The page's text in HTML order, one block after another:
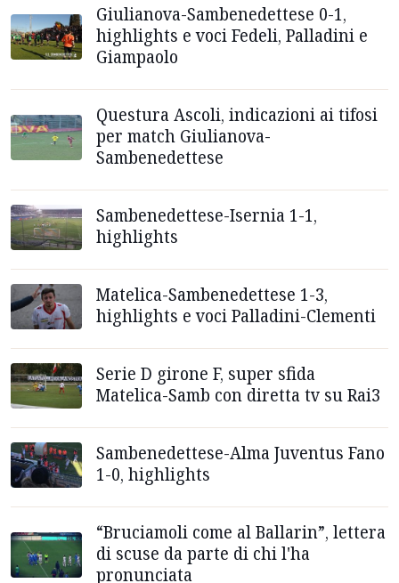
Giulianova-Sambenedettese 0-1,
highlights e voci Fedeli, Palladini e
Giampaolo
Questura Ascoli, indicazioni ai tifosi
per match Giulianova-
Sambenedettese
Sambenedettese-Isernia 1-1,
highlights
Matelica-Sambenedettese 1-3,
highlights e voci Palladini-Clementi
Serie D girone F, super sfida
Matelica-Samb con diretta tv su Rai3
Sambenedettese-Alma Juventus Fano
1-0, highlights
“Bruciamoli come al Ballarin”, lettera
di scuse da parte di chi l'ha
pronunciata